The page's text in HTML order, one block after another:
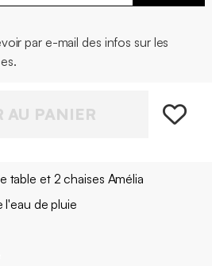
par e-mail des infos sur les
AU PANIER
table et 2 chaises Amélia
l'eau de pluie